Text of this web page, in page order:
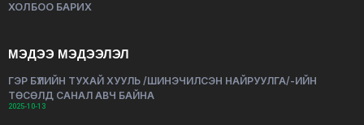
ХОЛБОО БАРИХ
МЭДЭЭ МЭДЭЭЛЭЛ
ГЭР БҮЛИЙН ТУХАЙ ХУУЛЬ /ШИНЭЧИЛСЭН НАЙРУУЛГА/-ИЙН
ТӨСӨЛД САНАЛ АВЧ БАЙНА
2025-10-13